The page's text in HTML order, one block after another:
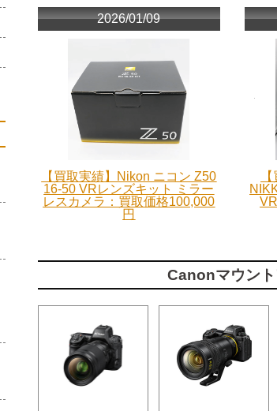
2026/01/09
【買取実績】Nikon ニコン Z50
16-50 VRレンズキット ミラー
レスカメラ：買取価格100,000
円
Canonマウン